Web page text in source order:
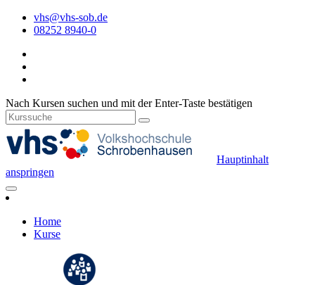
vhs@vhs-sob.de
08252 8940-0
Nach Kursen suchen und mit der Enter-Taste bestätigen
Hauptinhalt
anspringen
Home
Kurse